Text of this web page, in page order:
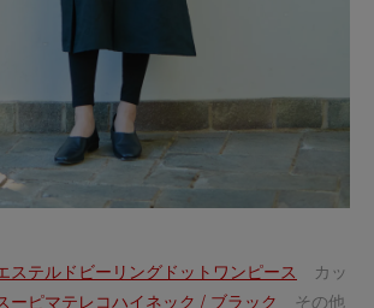
ステルドビーリングドットワンピース カッ
ーピマテレコハイネック / ブラック その他